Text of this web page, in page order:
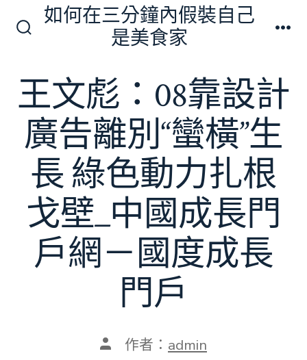
換
開
關
如何在三分鐘內假裝自己
是美食家
王文彪：08靠設計
廣告離別“蠻橫”生
長 綠色動力扎根
戈壁_中國成長門
戶網－國度成長
門戶
文 作者： admin